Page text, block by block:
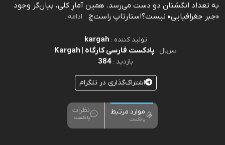
به تعداد انگشتان دو دست می‌رسد. همین آمارِ کلی، بیان‌گر وجود
«جبر جغرافیایی» نیست؟استارتاپ راست‌چ
ادامه...
تولید کننده : kargah
سریال : پادکست فارسی کارگاه | Kargah
بازدید : 384
اشتراک‌گذاری در تلگرام
موارد مرتبط
پادکست
نظرات
پادکست